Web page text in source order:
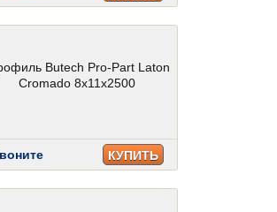
Butech Pro-Part Laton
Cromado 8x11x2500
КУПИТЬ